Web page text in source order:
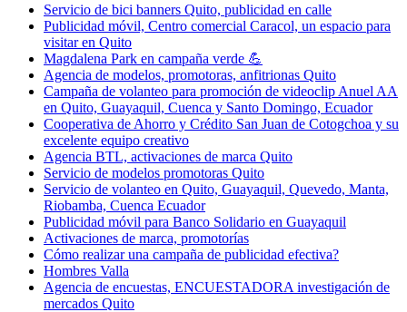
Servicio de bici banners Quito, publicidad en calle
Publicidad móvil, Centro comercial Caracol, un espacio para
visitar en Quito
Magdalena Park en campaña verde 💪
Agencia de modelos, promotoras, anfitrionas Quito
Campaña de volanteo para promoción de videoclip Anuel AA
en Quito, Guayaquil, Cuenca y Santo Domingo, Ecuador
Cooperativa de Ahorro y Crédito San Juan de Cotogchoa y su
excelente equipo creativo
Agencia BTL, activaciones de marca Quito
Servicio de modelos promotoras Quito
Servicio de volanteo en Quito, Guayaquil, Quevedo, Manta,
Riobamba, Cuenca Ecuador
Publicidad móvil para Banco Solidario en Guayaquil
Activaciones de marca, promotorías
Cómo realizar una campaña de publicidad efectiva?
Hombres Valla
Agencia de encuestas, ENCUESTADORA investigación de
mercados Quito